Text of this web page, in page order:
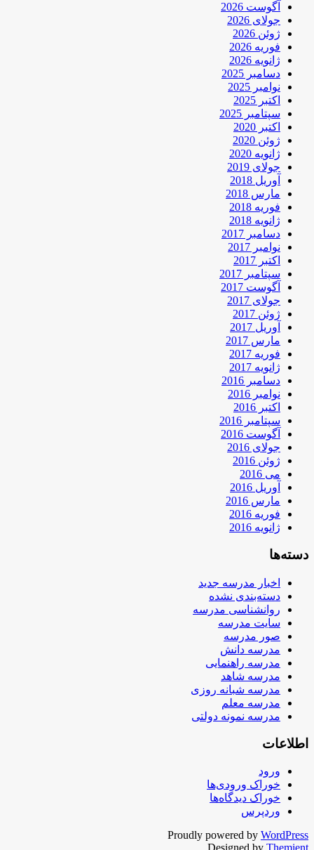
آگوست 2026
جولای 2026
ژوئن 2026
فوریه 2026
ژانویه 2026
دسامبر 2025
نوامبر 2025
اکتبر 2025
سپتامبر 2025
اکتبر 2020
ژوئن 2020
ژانویه 2020
جولای 2019
آوریل 2018
مارس 2018
فوریه 2018
ژانویه 2018
دسامبر 2017
نوامبر 2017
اکتبر 2017
سپتامبر 2017
آگوست 2017
جولای 2017
ژوئن 2017
آوریل 2017
مارس 2017
فوریه 2017
ژانویه 2017
دسامبر 2016
نوامبر 2016
اکتبر 2016
سپتامبر 2016
آگوست 2016
جولای 2016
ژوئن 2016
می 2016
آوریل 2016
مارس 2016
فوریه 2016
ژانویه 2016
دسته‌ها
اخبار مدرسه جدید
دسته‌بندی نشده
روانشناسی مدرسه
سایت مدرسه
صور مدرسه
مدرسه دانش
مدرسه راهنمایی
مدرسه شاهد
مدرسه شبانه روزی
مدرسه معلم
مدرسه نمونه دولتی
اطلاعات
ورود
خوراک ورودی‌ها
خوراک دیدگاه‌ها
وردپرس
Proudly powered by WordPress